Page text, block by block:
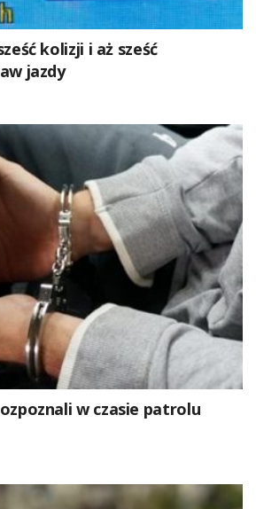
kolizji i aż sześć
jazdy
w czasie patrolu